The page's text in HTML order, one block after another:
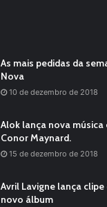
As mais pedidas da
Nova
10 de dezembro de 2018
Alok lança nova
Conor Maynard.
15 de dezembro de 2018
Avril Lavigne lança
novo álbum